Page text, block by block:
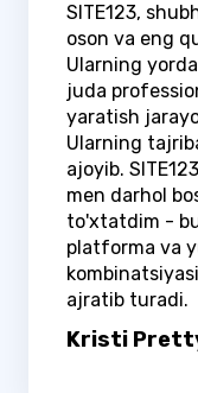
SITE123,
oson va eng
Ularning
juda
yaratish
Ularning
ajoyib.
men darhol
to'xtatdim -
platforma va
ajratib turadi.
Kristi